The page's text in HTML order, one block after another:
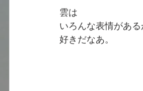
雲は
いろんな表情があ
好きだなあ。